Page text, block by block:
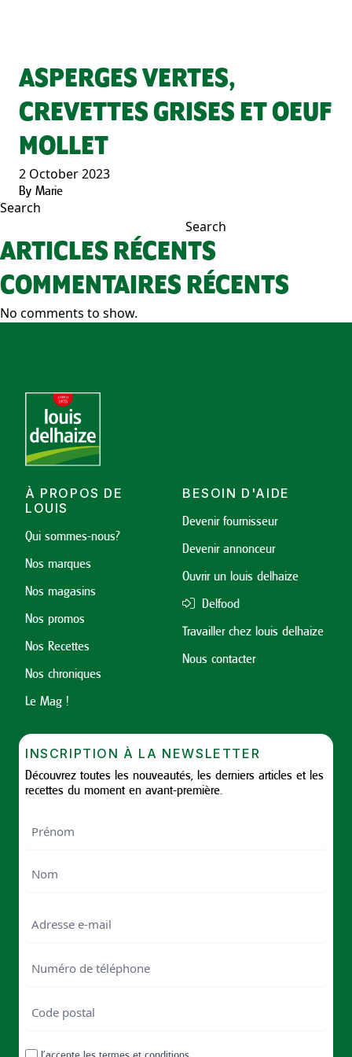
ASPERGES VERTES,
CREVETTES GRISES ET OEUF
MOLLET
2 October 2023
By Marie
Search
Search
ARTICLES RÉCENTS
COMMENTAIRES RÉCENTS
No comments to show.
À PROPOS DE
LOUIS
Qui sommes-nous?
Nos marques
Nos magasins
Nos promos
Nos Recettes
Nos chroniques
Le Mag !
BESOIN D'AIDE
Devenir fournisseur
Devenir annonceur
Ouvrir un louis delhaize
Delfood
Travailler chez louis delhaize
Nous contacter
INSCRIPTION À LA NEWSLETTER
Découvrez toutes les nouveautés, les derniers articles et les
recettes du moment en avant-première.
de
postal
RGPDJ’accepte les termes et conditions